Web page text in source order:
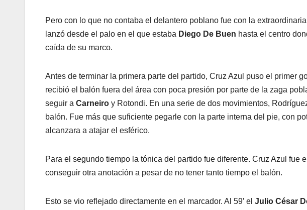
Pero con lo que no contaba el delantero poblano fue con la
lanzó desde el palo en el que estaba Diego De Buen hasta el centro
caída de su marco.
Antes de terminar la primera parte del partido, Cruz Azul puso el primer
recibió el balón fuera del área con poca presión por parte de la zaga
seguir a Carneiro y Rotondi. En una serie de dos movimientos,
balón. Fue más que suficiente pegarle con la parte interna del pie, con
alcanzara a atajar el esférico.
Para el segundo tiempo la tónica del partido fue diferente. Cruz Azul fue
conseguir otra anotación a pesar de no tener tanto tiempo el balón.
Esto se vio reflejado directamente en el marcador. Al 59′ el Julio César